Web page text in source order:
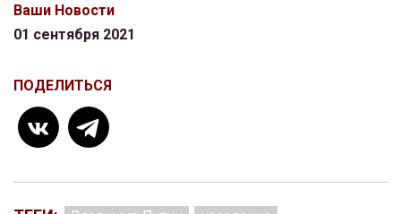
Ваши Новости
01 сентября 2021
ПОДЕЛИТЬСЯ